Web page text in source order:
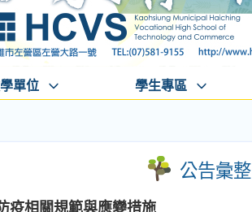
單位 學生專區
公告彙整
疫相關規範與應變措施